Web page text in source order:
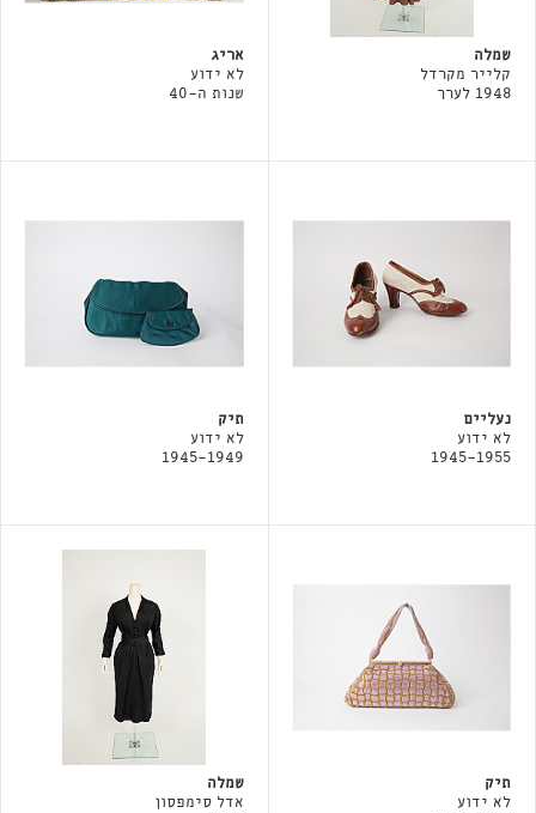
שמלה
קלייר מקרדל
1948 לערך
אריג
לא ידוע
שנות ה-40
נעליים
לא ידוע
1945-1955
תיק
לא ידוע
1945-1949
תיק
לא ידוע
שמלה
אדל סימפסון